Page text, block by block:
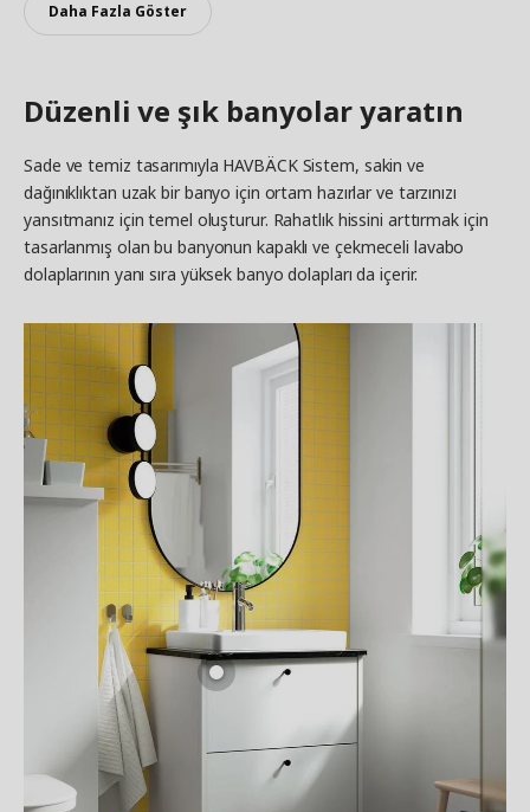
Daha Fazla Göster
Düzenli ve şık banyolar yaratın
Sade ve temiz tasarımıyla HAVBÄCK Sistem, sakin ve
dağınıklıktan uzak bir banyo için ortam hazırlar ve tarzınızı
yansıtmanız için temel oluşturur. Rahatlık hissini arttırmak için
tasarlanmış olan bu banyonun kapaklı ve çekmeceli lavabo
dolaplarının yanı sıra yüksek banyo dolapları da içerir.